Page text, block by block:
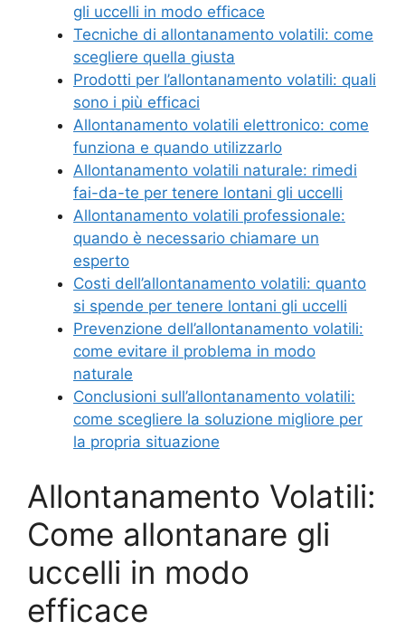
gli uccelli in modo efficace
Tecniche di allontanamento volatili: come
scegliere quella giusta
Prodotti per l’allontanamento volatili: quali
sono i più efficaci
Allontanamento volatili elettronico: come
funziona e quando utilizzarlo
Allontanamento volatili naturale: rimedi
fai-da-te per tenere lontani gli uccelli
Allontanamento volatili professionale:
quando è necessario chiamare un
esperto
Costi dell’allontanamento volatili: quanto
si spende per tenere lontani gli uccelli
Prevenzione dell’allontanamento volatili:
come evitare il problema in modo
naturale
Conclusioni sull’allontanamento volatili:
come scegliere la soluzione migliore per
la propria situazione
Allontanamento Volatili:
Come allontanare gli
uccelli in modo
efficace